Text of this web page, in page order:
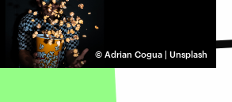
© Adrian Cogua | Unsplash